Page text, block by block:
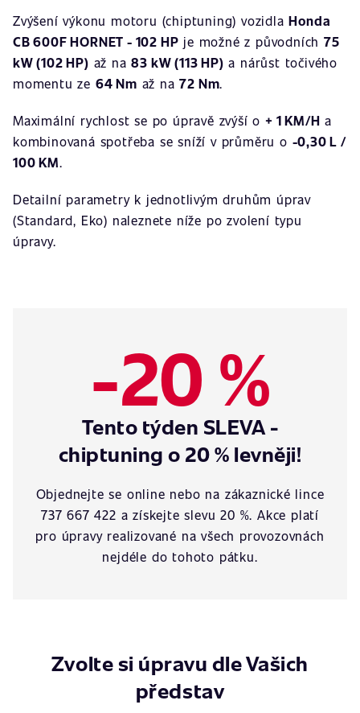
Zvýšení výkonu motoru (chiptuning) vozidlaHonda
CB 600F HORNET - 102 HP je možné z původních75
kW (102 HP) až na83 kW (113 HP) a nárůst točivého
momentu ze 64 Nm až na72 Nm.
Maximální rychlost se po úpravě zvýší o + 1 KM/H a
kombinovaná spotřeba se sníží v průměru o -0,30 L /
100 KM.
Detailní parametry k jednotlivým druhům úprav
(Standard, Eko) naleznete níže po zvolení typu
úpravy.
-20 %
Tento týden SLEVA -
chiptuning o 20 % levněji!
Objednejte se online nebo na zákaznické lince
737 667 422 a získejte slevu 20 %. Akce platí
pro úpravy realizované na všech provozovnách
nejdéle do tohoto pátku.
Zvolte si úpravu dle Vašich
představ